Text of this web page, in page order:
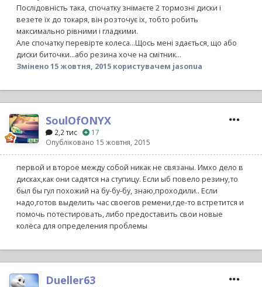
Послідовність така, спочатку знімаєте 2 тормозні диски і
везете їх до токаря, він розточує їх, тобто робить
максимально рівними і гладкими.
Але спочатку перевірте колеса...Щось мені здається, що або
диски биточки...або резина хоче на смітник...
Змінено15 жовтня, 2015 користувачем jasonua
SoulOfONYX
2,2 тис
17
Опубліковано 15 жовтня, 2015
первой и второе между собой никак не связаны. Имхо дело в
дисках,как они садятся на ступицу. Если ыб повело резину,то
был бы гул похожий на бу-бу-бу, знаю,проходили.. Если
надо,готов выделить час своегов ремени,где-то встретится и
помочь потестировать, либо предоставить свои новые
колёса для определения проблемы
Dueller63